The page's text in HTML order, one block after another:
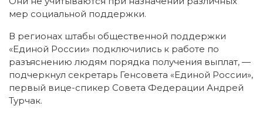
мер социальной поддержки.
В регионах штабы общественной поддержки
«Единой России» подключились к работе по
разъяснению людям порядка получения выплат, —
подчеркнул секретарь Генсовета «Единой России»,
первый вице-спикер Совета Федерации Андрей
Турчак.